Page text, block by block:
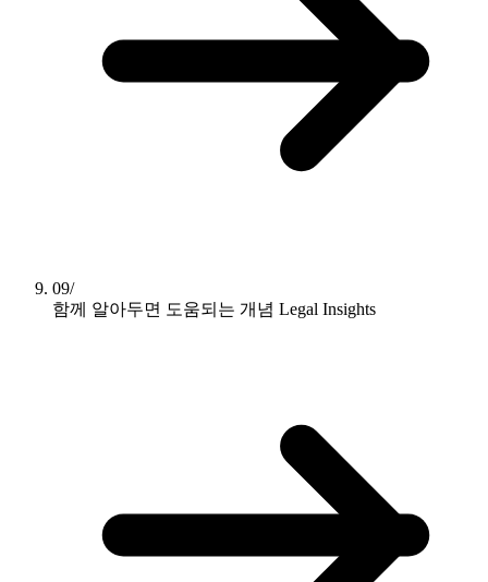
09/
함께 알아두면 도움되는 개념 Legal Insights